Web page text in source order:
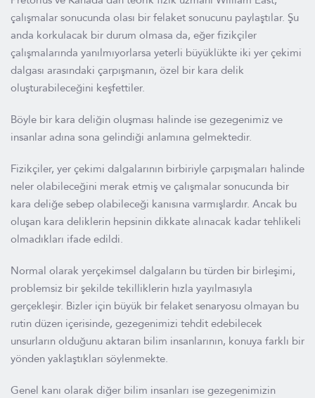
çalışmalar sonucunda olası bir felaket sonucunu paylaştılar. Şu
anda korkulacak bir durum olmasa da, eğer fizikçiler
çalışmalarında yanılmıyorlarsa yeterli büyüklükte iki yer çekimi
dalgası arasındaki çarpışmanın, özel bir kara delik
oluşturabileceğini keşfettiler.
Böyle bir kara deliğin oluşması halinde ise gezegenimiz ve
insanlar adına sona gelindiği anlamına gelmektedir.
Fizikçiler, yer çekimi dalgalarının birbiriyle çarpışmaları halinde
neler olabileceğini merak etmiş ve çalışmalar sonucunda bir
kara deliğe sebep olabileceği kanısına varmışlardır. Ancak bu
oluşan kara deliklerin hepsinin dikkate alınacak kadar tehlikeli
olmadıkları ifade edildi.
Normal olarak yerçekimsel dalgaların bu türden bir birleşimi,
problemsiz bir şekilde tekilliklerin hızla yayılmasıyla
gerçekleşir. Bizler için büyük bir felaket senaryosu olmayan bu
rutin düzen içerisinde, gezegenimizi tehdit edebilecek
unsurların olduğunu aktaran bilim insanlarının, konuya farklı bir
yönden yaklaştıkları söylenmekte.
Genel kanı olarak diğer bilim insanları ise gezegenimizin